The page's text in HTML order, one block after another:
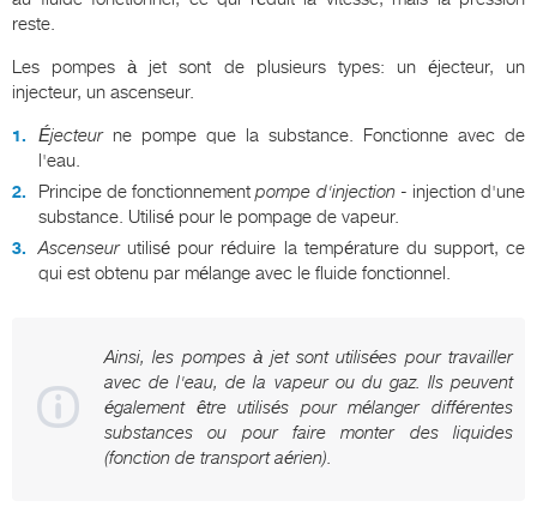
reste.
Les pompes à jet sont de plusieurs types: un éjecteur, un
injecteur, un ascenseur.
Éjecteurne pompe que la substance. Fonctionne avec de
l'eau.
Principe de fonctionnementpompe d'injection- injection d'une
substance. Utilisé pour le pompage de vapeur.
Ascenseurutilisé pour réduire la température du support, ce
qui est obtenu par mélange avec le fluide fonctionnel.
Ainsi, les pompes à jet sont utilisées pour travailler
avec de l'eau, de la vapeur ou du gaz. Ils peuvent
également être utilisés pour mélanger différentes
substances ou pour faire monter des liquides
(fonction de transport aérien).